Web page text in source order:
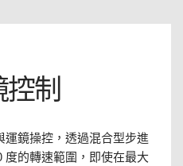
制
鏡操控，透過混合型步進
度的轉速範圍，即使在最大